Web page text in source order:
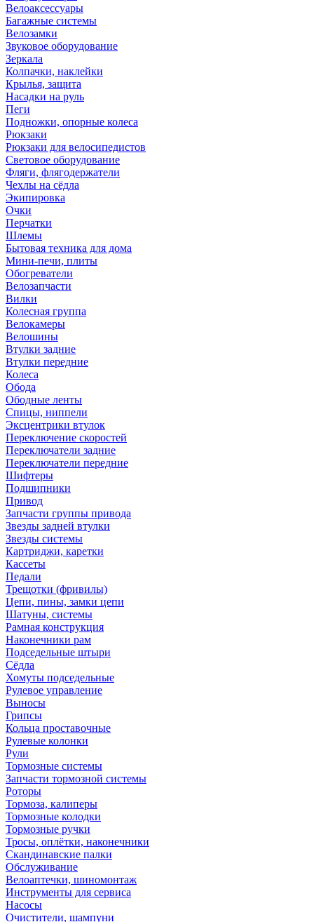
Велоаксессуары
Багажные системы
Велозамки
Звуковое оборудование
Зеркала
Колпачки, наклейки
Крылья, защита
Насадки на руль
Пеги
Подножки, опорные колеса
Рюкзаки
Рюкзаки для велосипедистов
Световое оборудование
Фляги, флягодержатели
Чехлы на сёдла
Экипировка
Очки
Перчатки
Шлемы
Бытовая техника для дома
Мини-печи, плиты
Обогреватели
Велозапчасти
Вилки
Колесная группа
Велокамеры
Велошины
Втулки задние
Втулки передние
Колеса
Обода
Ободные ленты
Спицы, ниппели
Эксцентрики втулок
Переключение скоростей
Переключатели задние
Переключатели передние
Шифтеры
Подшипники
Привод
Запчасти группы привода
Звезды задней втулки
Звезды системы
Картриджи, каретки
Кассеты
Педали
Трещотки (фривилы)
Цепи, пины, замки цепи
Шатуны, системы
Рамная конструкция
Наконечники рам
Подседельные штыри
Сёдла
Хомуты подседельные
Рулевое управление
Выносы
Грипсы
Кольца проставочные
Рулевые колонки
Рули
Тормозные системы
Запчасти тормозной системы
Роторы
Тормоза, калиперы
Тормозные колодки
Тормозные ручки
Тросы, оплётки, наконечники
Скандинавские палки
Обслуживание
Велоаптечки, шиномонтаж
Инструменты для сервиса
Насосы
Очистители, шампуни